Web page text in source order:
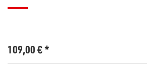
109,00€*